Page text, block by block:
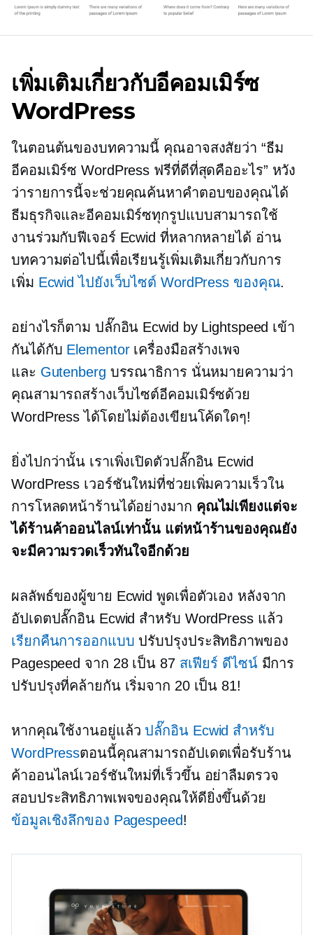
เพิ่มเติมเกี่ยวกับอีคอมเมิร์ซ
WordPress
ในตอนต้นของบทความนี้ คุณอาจสงสัยว่า “ธีม
อีคอมเมิร์ซ WordPress ฟรีที่ดีที่สุดคืออะไร” หวัง
ว่ารายการนี้จะช่วยคุณค้นหาคำตอบของคุณได้
ธีมธุรกิจและอีคอมเมิร์ซทุกรูปแบบสามารถใช้
งานร่วมกับฟีเจอร์ Ecwid ที่หลากหลายได้ อ่าน
บทความต่อไปนี้เพื่อเรียนรู้เพิ่มเติมเกี่ยวกับการ
เพิ่ม Ecwid ไปยังเว็บไซต์ WordPress ของคุณ.
อย่างไรก็ตาม ปลั๊กอิน Ecwid by Lightspeed เข้า
กันได้กับ Elementorเครื่องมือสร้างเพจ
และ Gutenberg บรรณาธิการ นั่นหมายความว่า
คุณสามารถสร้างเว็บไซต์อีคอมเมิร์ซด้วย
WordPress ได้โดยไม่ต้องเขียนโค้ดใดๆ!
ยิ่งไปกว่านั้น เราเพิ่งเปิดตัวปลั๊กอิน Ecwid
WordPress เวอร์ชันใหม่ที่ช่วยเพิ่มความเร็วใน
การโหลดหน้าร้านได้อย่างมาก คุณไม่เพียงแต่จะ
ได้ร้านค้าออนไลน์เท่านั้น แต่หน้าร้านของคุณยัง
จะมีความรวดเร็วทันใจอีกด้วย
ผลลัพธ์ของผู้ขาย Ecwid พูดเพื่อตัวเอง หลังจาก
อัปเดตปลั๊กอิน Ecwid สำหรับ WordPress แล้ว
เรียกคืนการออกแบบ ปรับปรุงประสิทธิภาพของ
Pagespeed จาก 28 เป็น 87 สเฟียร์ ดีไซน์มีการ
ปรับปรุงที่คล้ายกัน เริ่มจาก 20 เป็น 81!
หากคุณใช้งานอยู่แล้ว ปลั๊กอิน Ecwid สำหรับ
WordPressตอนนี้คุณสามารถอัปเดตเพื่อรับร้าน
ค้าออนไลน์เวอร์ชันใหม่ที่เร็วขึ้น อย่าลืมตรวจ
สอบประสิทธิภาพเพจของคุณให้ดียิ่งขึ้นด้วย
ข้อมูลเชิงลึกของ Pagespeed!